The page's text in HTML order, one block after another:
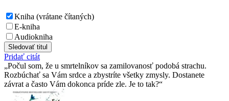
Kniha (vrátane čítaných)
E-kniha
Audiokniha
Sledovať titul
Pridať citát
Počul som, že u smrtelní­kov sa zamilovanosť podobá strachu.
Rozbúchať sa Vám srdce a zbystrí­te všetky zmysly. Dostanete
závrat a často Vám dokonca prí­de zle. Je to tak?